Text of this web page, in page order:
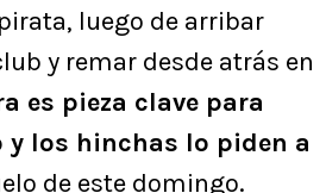
luego de arribar
y remar desde atrás en
es pieza clave para
y los hinchas lo piden a
de este domingo.